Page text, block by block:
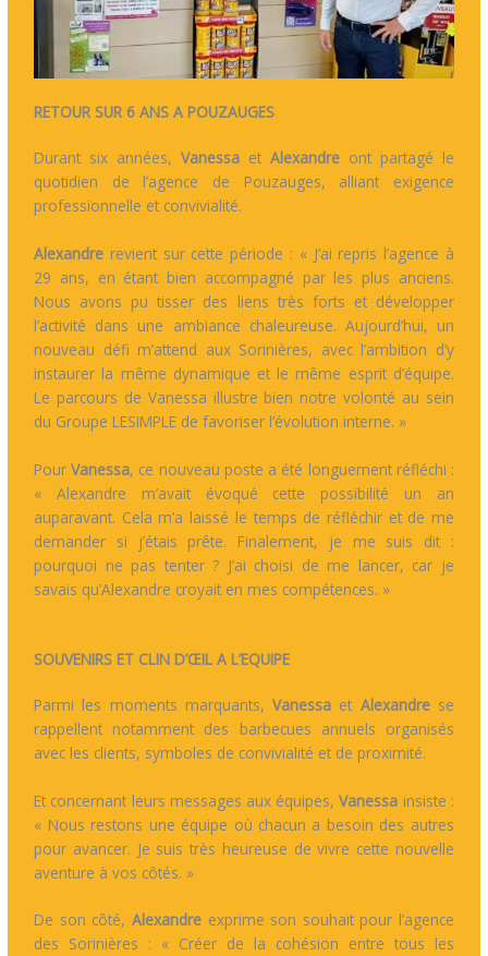
RETOUR SUR 6 ANS A POUZAUGES
Durant six années,Vanessa et Alexandre ont partagé le
quotidien de l’agence de Pouzauges, alliant exigence
professionnelle et convivialité.
Alexandre revient sur cette période : « J’ai repris l’agence à
29 ans, en étant bien accompagné par les plus anciens.
Nous avons pu tisser des liens très forts et développer
l’activité dans une ambiance chaleureuse. Aujourd’hui, un
nouveau défi m’attend aux Sorinières, avec l’ambition d’y
instaurer la même dynamique et le même esprit d’équipe.
Le parcours de Vanessa illustre bien notre volonté au sein
du Groupe LESIMPLE de favoriser l’évolution interne. »
PourVanessa, ce nouveau poste a été longuement réfléchi :
« Alexandre m’avait évoqué cette possibilité un an
auparavant. Cela m’a laissé le temps de réfléchir et de me
demander si j’étais prête. Finalement, je me suis dit :
pourquoi ne pas tenter ? J’ai choisi de me lancer, car je
savais qu’Alexandre croyait en mes compétences. »
SOUVENIRS ET CLIN D’ŒIL A L’EQUIPE
Parmi les moments marquants,Vanessa et Alexandrese
rappellent notamment des barbecues annuels organisés
avec les clients, symboles de convivialité et de proximité.
Et concernant leurs messages aux équipes,Vanessa insiste :
« Nous restons une équipe où chacun a besoin des autres
pour avancer. Je suis très heureuse de vivre cette nouvelle
aventure à vos côtés. »
De son côté, Alexandreexprime son souhait pour l’agence
des Sorinières : « Créer de la cohésion entre tous les